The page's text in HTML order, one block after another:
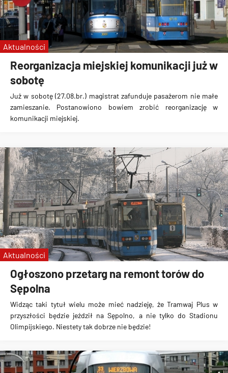
Reorganizacja miejskiej komunikacji już w
sobotę
Już w sobotę (27.08.br.) magistrat zafunduje pasażerom nie małe
zamieszanie. Postanowiono bowiem zrobić reorganizację w
komunikacji miejskiej.
Aktualności
Ogłoszono przetarg na remont torów do
Sępolna
Widząc taki tytuł wielu może mieć nadzieję, żeTramwaj Plus w
przyszłości będzie jeździł na Sępolno, a nie tylko do Stadionu
Olimpijskiego. Niestetytak dobrze nie będzie!
Aktualności